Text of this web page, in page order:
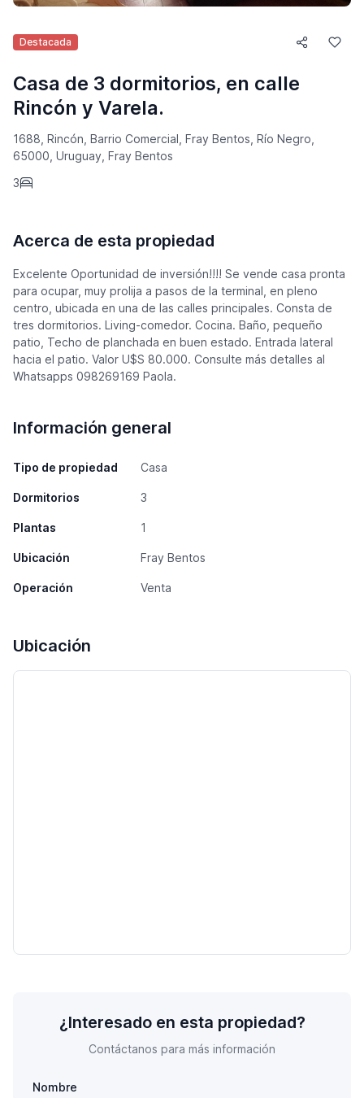
Destacada
Casa de 3 dormitorios, en calle
Rincón y Varela.
1688, Rincón, Barrio Comercial, Fray Bentos, Río Negro,
65000, Uruguay, Fray Bentos
3
Acerca de esta propiedad
Excelente Oportunidad de inversión!!!! Se vende casa pronta
para ocupar, muy prolija a pasos de la terminal, en pleno
centro, ubicada en una de las calles principales. Consta de
tres dormitorios. Living-comedor. Cocina. Baño, pequeño
patio, Techo de planchada en buen estado. Entrada lateral
hacia el patio. Valor U$S 80.000. Consulte más detalles al
Whatsapps 098269169 Paola.
Información general
Tipo de propiedad Casa
Dormitorios 3
Plantas 1
Ubicación Fray Bentos
Operación Venta
Ubicación
¿Interesado en esta propiedad?
Contáctanos para más información
Nombre